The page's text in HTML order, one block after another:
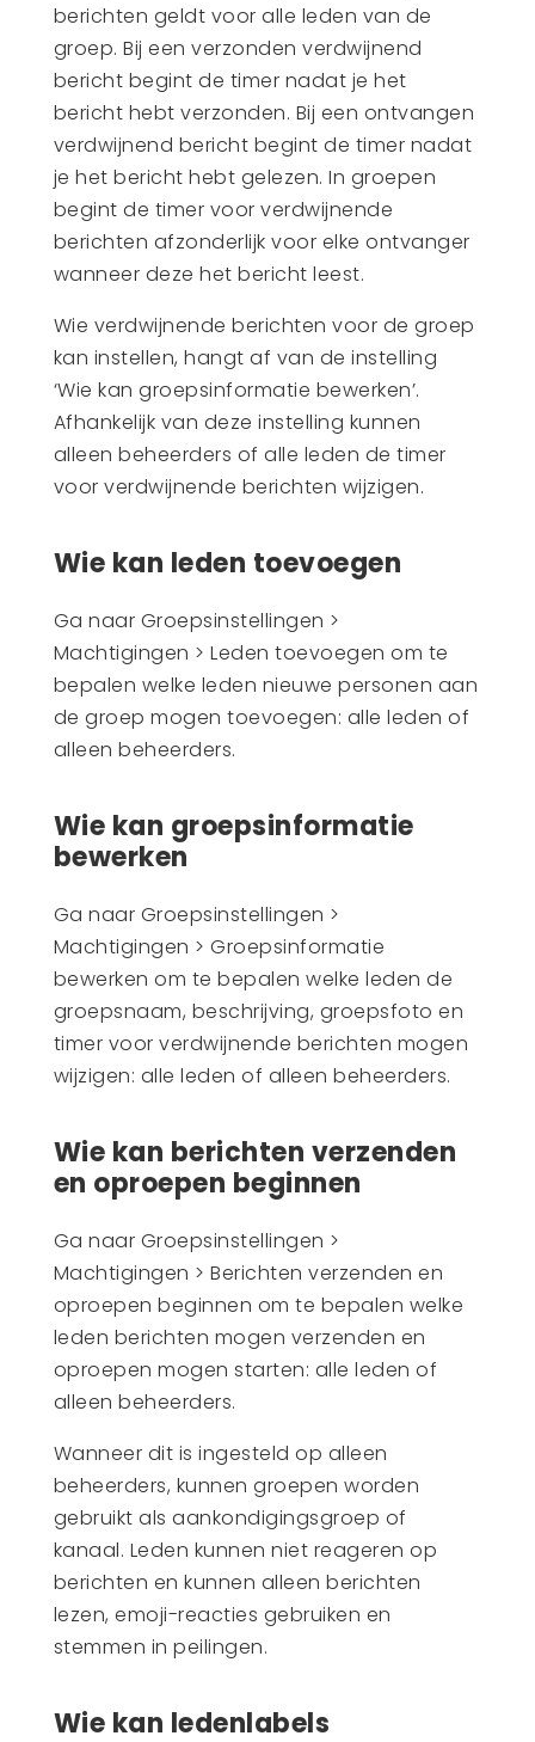
berichten geldt voor alle leden van de
groep. Bij een verzonden verdwijnend
bericht begint de timer nadat je het
bericht hebt verzonden. Bij een ontvangen
verdwijnend bericht begint de timer nadat
je het bericht hebt gelezen. In groepen
begint de timer voor verdwijnende
berichten afzonderlijk voor elke ontvanger
wanneer deze het bericht leest.
Wie verdwijnende berichten voor de groep
kan instellen, hangt af van de instelling
‘Wie kan groepsinformatie bewerken’.
Afhankelijk van deze instelling kunnen
alleen beheerders of alle leden de timer
voor verdwijnende berichten wijzigen.
Wie kan leden toevoegen
Ga naar Groepsinstellingen >
Machtigingen > Leden toevoegen om te
bepalen welke leden nieuwe personen aan
de groep mogen toevoegen: alle leden of
alleen beheerders.
Wie kan groepsinformatie
bewerken
Ga naar Groepsinstellingen >
Machtigingen > Groepsinformatie
bewerken om te bepalen welke leden de
groepsnaam, beschrijving, groepsfoto en
timer voor verdwijnende berichten mogen
wijzigen: alle leden of alleen beheerders.
Wie kan berichten verzenden
en oproepen beginnen
Ga naar Groepsinstellingen >
Machtigingen > Berichten verzenden en
oproepen beginnen om te bepalen welke
leden berichten mogen verzenden en
oproepen mogen starten: alle leden of
alleen beheerders.
Wanneer dit is ingesteld op alleen
beheerders, kunnen groepen worden
gebruikt als aankondigingsgroep of
kanaal. Leden kunnen niet reageren op
berichten en kunnen alleen berichten
lezen, emoji-reacties gebruiken en
stemmen in peilingen.
Wie kan ledenlabels